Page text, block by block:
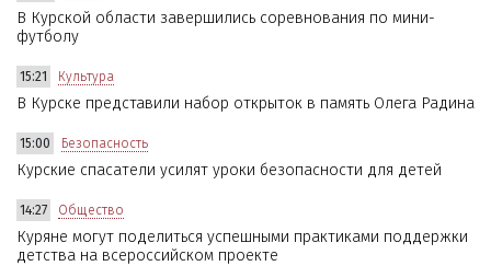
В Курской области завершились соревнования по мини-
футболу
15:21 Культура
В Курске представили набор открыток в память Олега Радина
15:00 Безопасность
Курские спасатели усилят уроки безопасности для детей
14:27 Общество
Куряне могут поделиться успешными практиками поддержки
детства на всероссийском проекте